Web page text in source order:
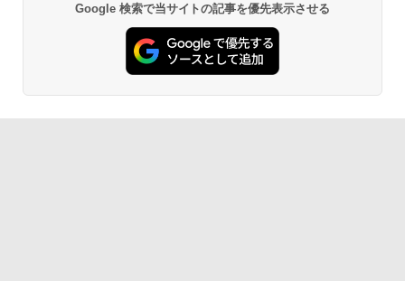
Google 検索で当サイトの記事を優先表示させる